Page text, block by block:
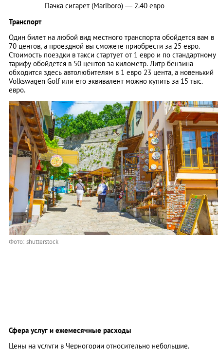
Пачка сигарет (Marlboro) — 2.40 евро
Транспорт
Один билет на любой вид местного транспорта обойдется вам в
70 центов, а проездной вы сможете приобрести за 25 евро.
Стоимость поездки в такси стартует от 1 евро и по стандартному
тарифу обойдется в 50 центов за километр. Литр бензина
обходится здесь автолюбителям в 1 евро 23 цента, а новенький
Volkswagen Golf или его эквивалент можно купить за 15 тыс.
евро.
Фото: shutterstock
Сфера услуг и ежемесячные расходы
Цены на услуги в Черногории относительно небольшие.